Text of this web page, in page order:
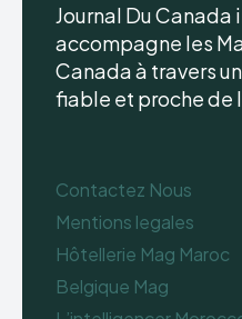
Journal Du
accompagne les
Canada à travers
fiable et proche de
Contactez Nous
Mentions legales
Hôtellerie Mag Maroc
Belgique Mag